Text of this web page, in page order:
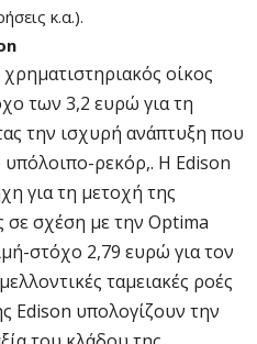
κ.α.).
οίκος
των 3,2 ευρώ για τη
την ισχυρή ανάπτυξη που
υπόλοιπο-ρεκόρ,. Η Edison
για τη μετοχή της
σε σχέση με την Optima
στόχο 2,79 ευρώ για τον
ταμειακές ροές
Edison υπολογίζουν την